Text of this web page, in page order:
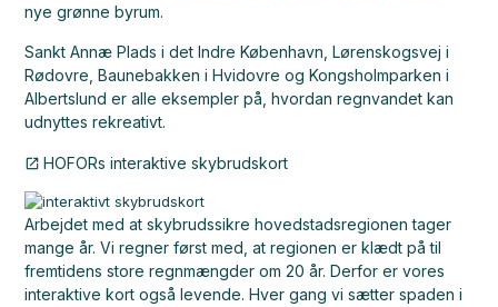
nye grønne byrum.
Sankt Annæ Plads i det Indre København, Lørenskogsvej i
Rødovre, Baunebakken i Hvidovre og Kongsholmparken i
Albertslund er alle eksempler på, hvordan regnvandet kan
udnyttes rekreativt.
HOFORs interaktive skybrudskort
Arbejdet med at skybrudssikre hovedstadsregionen tager
mange år. Vi regner først med, at regionen er klædt på til
fremtidens store regnmængder om 20 år. Derfor er vores
interaktive kort også levende. Hver gang vi sætter spaden i